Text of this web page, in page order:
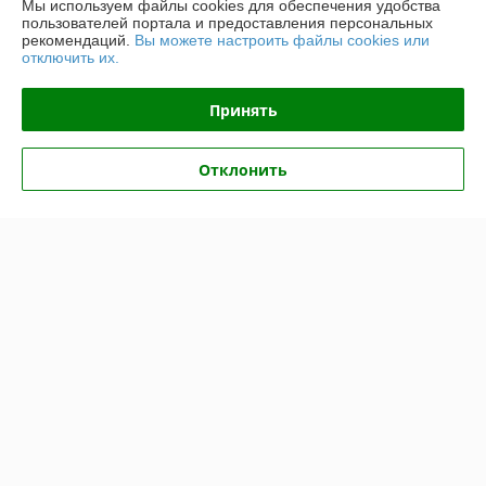
Показать все отзывы
Мы используем файлы cookies для обеспечения удобства
пользователей портала и предоставления персональных
рекомендаций. Вы можете настроить файлы cookies или
отключить их.
Принять
Отклонить